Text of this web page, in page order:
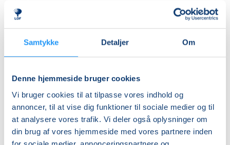
Samtykke Detaljer Om
Denne hjemmeside bruger cookies
Vi bruger cookies til at tilpasse vores indhold og
annoncer, til at vise dig funktioner til sociale medier og til
at analysere vores trafik. Vi deler også oplysninger om
din brug af vores hjemmeside med vores partnere inden
uld fra vestjysk spælsau, som har meget
langfibret hår, der gør det muligt at strikke
uden at karte eller spinde.
Man behøver ikke at være god til at strikke,
godt at kunne strikke ret, vrang og slå
masker op.
I Hedestrik vil vi gerne sætte fokus på al den
nordiske uld, som ligger ubrugt hen som et
restprodukt ved de nordiske fårebønder. Vi